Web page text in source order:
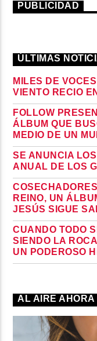
PUBLICIDAD
ÚLTIMAS
MILES DE
VIENTO RECIO
FOLLOW
ÁLBUM QUE
MEDIO DE UN
SE ANUNCIA
ANUAL DE LOS
REINO, UN
JESÚS SIGUE
CUANDO TODO
SIENDO LA
UN PODEROSO
AL AIRE AHORA